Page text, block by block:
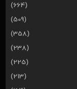
(664)
(509)
(358)
(238)
(225)
(213)